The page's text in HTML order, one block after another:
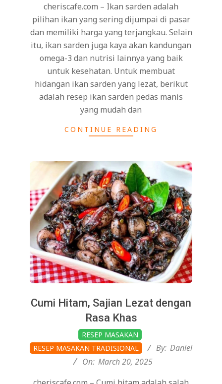
cheriscafe.com – Ikan sarden adalah
pilihan ikan yang sering dijumpai di pasar
dan memiliki harga yang terjangkau. Selain
itu, ikan sarden juga kaya akan kandungan
omega-3 dan nutrisi lainnya yang baik
untuk kesehatan. Untuk membuat
hidangan ikan sarden yang lezat, berikut
adalah resep ikan sarden pedas manis
yang mudah dan
CONTINUE READING
Cumi Hitam, Sajian Lezat dengan
Rasa Khas
03-
20
RESEP MASAKAN
RESEP MASAKAN TRADISIONAL
By: Daniel
On: March 20, 2025